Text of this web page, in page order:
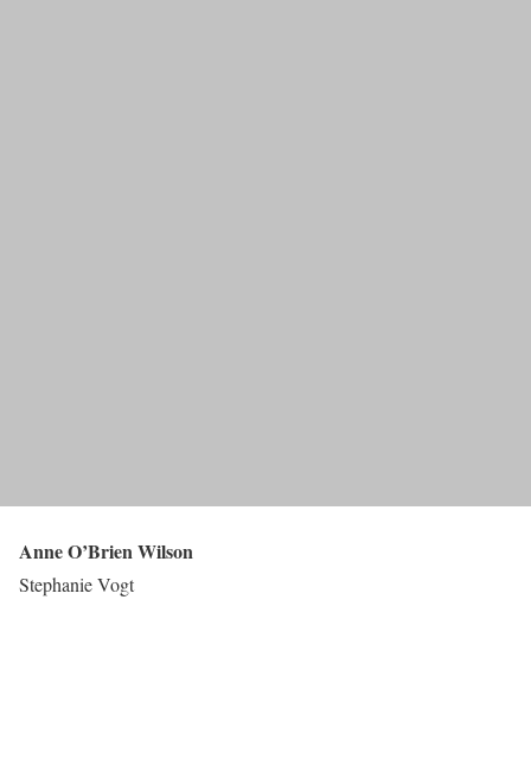
Anne O’Brien Wilson
Stephanie Vogt